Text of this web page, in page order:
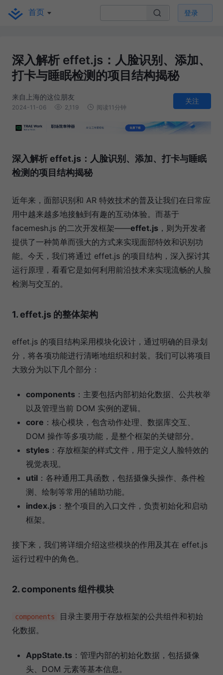
首页 登录
深入解析 effet.js：人脸识别、添加、
打卡与睡眠检测的项目结构揭秘
来自上海的这位朋友
2024-11-06 2,119 阅读11分钟
关注
深入解析 effet.js：人脸识别、添加、打卡与睡眠
检测的项目结构揭秘
近年来，面部识别和 AR 特效技术的普及让我们在日常应
用中越来越多地接触到有趣的互动体验。而基于
facemesh.js 的二次开发框架——effet.js ，则为开发者
提供了一种简单而强大的方式来实现面部特效和识别功
能。今天，我们将通过 effet.js 的项目结构，深入探讨其
运行原理，看看它是如何利用前沿技术来实现流畅的人脸
检测与交互的。
1. effet.js 的整体架构
effet.js 的项目结构采用模块化设计，通过明确的目录划
分，将各项功能进行清晰地组织和封装。我们可以将项目
大致分为以下几个部分：
components ：主要包括内部初始化数据、公共枚举
以及管理当前 DOM 实例的逻辑。
core ：核心模块，包含动作处理、数据库交互、
DOM 操作等多项功能，是整个框架的关键部分。
styles ：存放框架的样式文件，用于定义人脸特效的
视觉表现。
util ：各种通用工具函数，包括摄像头操作、条件检
测、绘制等常用的辅助功能。
index.js ：整个项目的入口文件，负责初始化和启动
框架。
接下来，我们将详细介绍这些模块的作用及其在 effet.js
运行过程中的角色。
2. components 组件模块
components
目录主要用于存放框架的公共组件和初始
化数据。
AppState.ts ：管理内部的初始化数据，包括摄像
头、DOM 元素等基本信息。